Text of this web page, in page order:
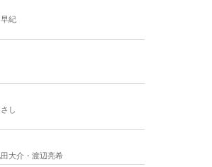
早紀
さし
大介・渡辺亮希